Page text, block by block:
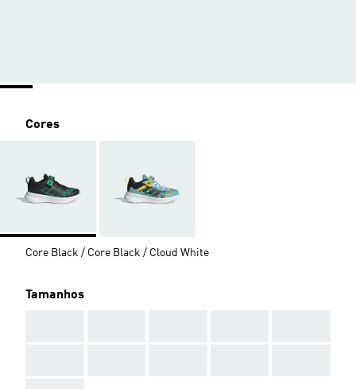
Cores
Core Black / Core Black / Cloud White
Tamanhos